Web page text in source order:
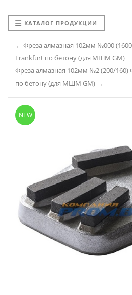
КАТАЛОГ ПРОДУКЦИИ
← Фреза алмазная 102мм №000
Frankfurt по бетону (для МШМ GM)
Фреза алмазная 102мм №2 (200/160)
по бетону (для МШМ GM) →
NEW